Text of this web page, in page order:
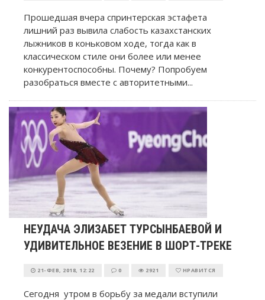
Прошедшая вчера спринтерская эстафета
лишний раз вывила слабость казахстанских
лыжников в коньковом ходе, тогда как в
классическом стиле они более или менее
конкурентоспособны. Почему? Попробуем
разобраться вместе с авторитетными...
НЕУДАЧА ЭЛИЗАБЕТ ТУРСЫНБАЕВОЙ И
УДИВИТЕЛЬНОЕ ВЕЗЕНИЕ В ШОРТ-ТРЕКЕ
21-ФЕВ, 2018, 12:22 0 2921 НРАВИТСЯ
Сегодня утром в борьбу за медали вступили